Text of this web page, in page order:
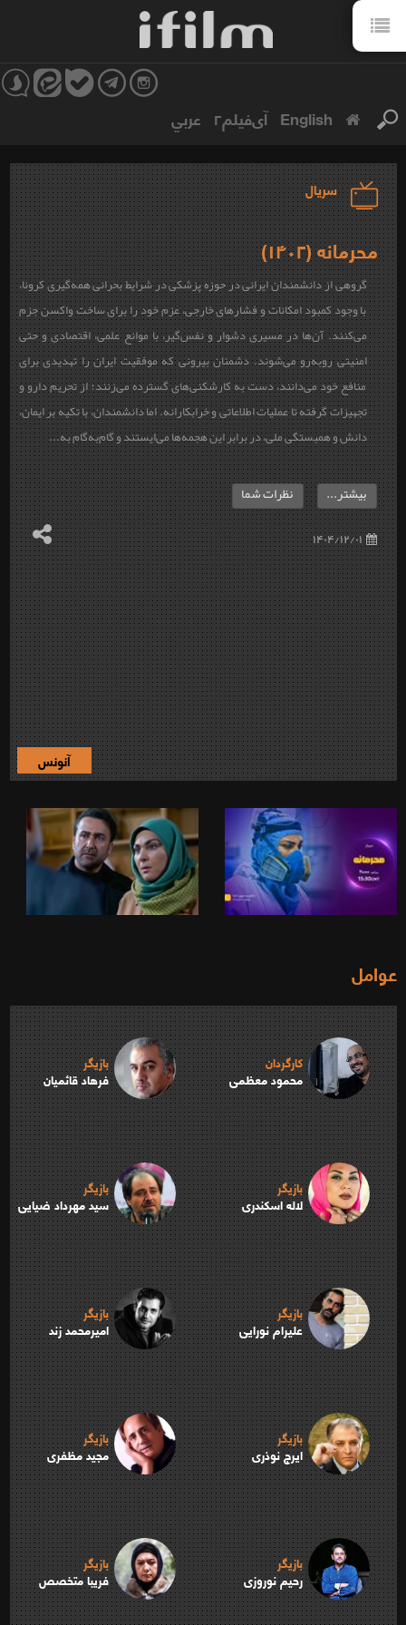
English آی‌فیلم۲ عربي
سریال
محرمانه (۱۴۰۲)
گروهی از دانشمندان ایرانی در حوزه پزشکی در شرایط بحرانی همه‌گیری کرونا،
با وجود کمبود امکانات و فشارهای خارجی، عزم خود را برای ساخت واکسن جزم
می‌کنند. آن‌ها در مسیری دشوار و نفس‌گیر، با موانع علمی، اقتصادی و حتی
امنیتی روبه‌رو می‌شوند. دشمنان بیرونی که موفقیت ایران را تهدیدی برای
منافع خود می‌دانند، دست به کارشکنی‌های گسترده می‌زنند؛ از تحریم دارو و
تجهیزات گرفته تا عملیات اطلاعاتی و خرابکارانه. اما دانشمندان، با تکیه بر ایمان،
دانش و همبستگی ملی، در برابر این هجمه‌ها می‌ایستند و گام‌به‌گام به...
۱۴۰۴/۱۲/۰۱
بیشتر... نظرات شما
آنونس
عوامل
کارگردان
محمود معظمی
بازیگر
فرهاد قائمیان
بازیگر
لاله اسکندری
بازیگر
سید مهرداد ضیایی
بازیگر
علیرام نورایی
بازیگر
امیرمحمد زند
بازیگر
ایرج نوذری
بازیگر
مجید مظفری
بازیگر
رحیم نوروزی
بازیگر
فریبا متخصص